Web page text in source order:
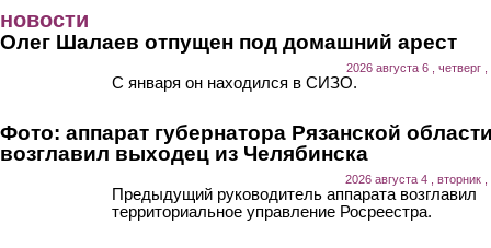
новости
Олег Шалаев отпущен под домашний арест
2026 августа 6 , четверг
С января он находился в СИЗО.
Фото: аппарат губернатора Рязанской
возглавил выходец из Челябинска
2026 августа 4 , вторник
Предыдущий руководитель аппарата возглавил
территориальное управление Росреестра.